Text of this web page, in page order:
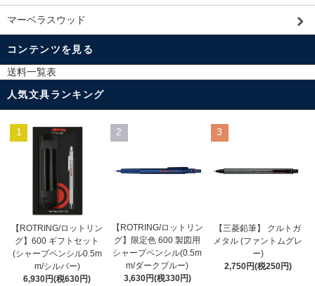
マーベラスウッド
コンテンツを見る
送料一覧表
人気文具ランキング
1
【ROTRING/ロットリン
グ】600 ギフトセット
(シャープペンシル0.5m
m/シルバー)
6,930円(税630円)
2
【ROTRING/ロットリン
グ】限定色 600 製図用
シャープペンシル(0.5m
m/ダークブルー)
3,630円(税330円)
3
【三菱鉛筆】 クルトガ
メタル (ファントムグレ
ー)
2,750円(税250円)